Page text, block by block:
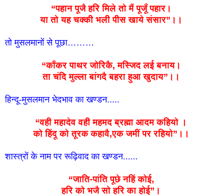
“पहान पूजै हरि मिले तो मैं पूजूँ पहार।
या तो यह चक्की भली पीस खाये संसार”।।
तो मुसलमानों से पूछा………
“काँकर पाथर जोरिकै, मस्जिद लई बनाय।
ता चंदि मुल्ला बांगदै बहरा हुआ खुदाय”।।
हिन्दू-मुसलमान भेदभाव का खण्डन.....
“वही महादेव वही महमद ब्रह्मा आदम कहियो ।
को हिंदू को तूरक कहावै,एक जमीं पर रहियो”।।
शास्त्रों के नाम पर रूढ़िवाद का खण्डन......
“जाति-पांति पूछे नहिं कोई,
हरि को भजै सो हरि का होई”।